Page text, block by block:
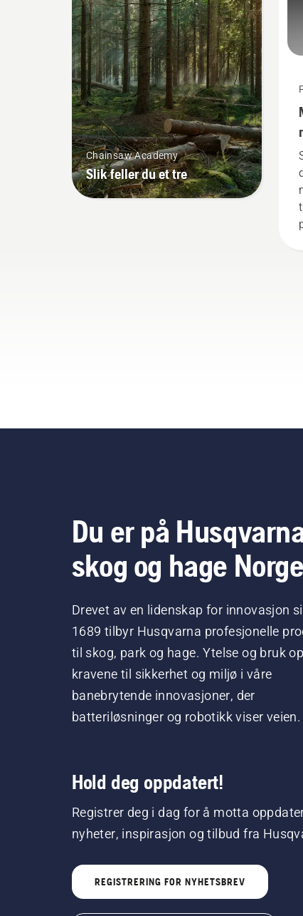
Chainsaw Academy
Slik feller du et tre
Du er på
skog og hage Norge
Drevet av en lidenskap for innovasjon
1689 tilbyr Husqvarna profesjonelle
til skog, park og hage. Ytelse og bruk
kravene til sikkerhet og miljø i våre
banebrytende innovasjoner, der
batteriløsninger og robotikk viser veien.
Hold deg oppdatert!
Registrer deg i dag for å motta
nyheter, inspirasjon og tilbud fra
REGISTRERING FOR NYHETSBREV